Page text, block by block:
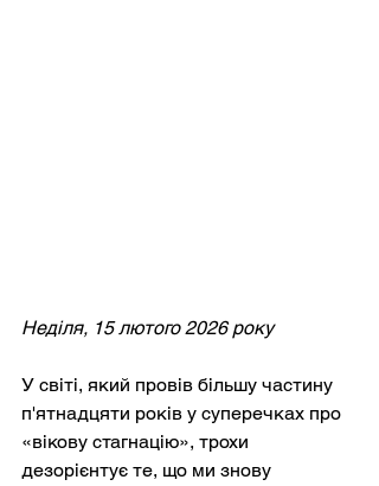
Неділя, 15 лютого 2026 року
У світі, який провів більшу частину
п'ятнадцяти років у суперечках про
«вікову стагнацію», трохи
дезорієнтує те, що ми знову